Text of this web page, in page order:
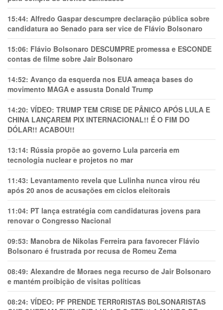
15:44: Alfredo Gaspar descumpre declaração pública sobre
candidatura ao Senado para ser vice de Flávio Bolsonaro
15:06: Flávio Bolsonaro DESCUMPRE promessa e ESCONDE
contas de filme sobre Jair Bolsonaro
14:52: Avanço da esquerda nos EUA ameaça bases do
movimento MAGA e assusta Donald Trump
14:20: VÍDEO: TRUMP TEM CRlSE DE PÂNlCO APÓS LULA E
CHINA LANÇAREM PIX INTERNACIONAL!! É O FIM DO
DÓLAR!! ACABOU!!
13:14: Rússia propõe ao governo Lula parceria em
tecnologia nuclear e projetos no mar
11:43: Levantamento revela que Lulinha nunca virou réu
após 20 anos de acusações em ciclos eleitorais
11:04: PT lança estratégia com candidaturas jovens para
renovar o Congresso Nacional
09:53: Manobra de Nikolas Ferreira para favorecer Flávio
Bolsonaro é frustrada por recusa de Romeu Zema
08:49: Alexandre de Moraes nega recurso de Jair Bolsonaro
e mantém proibição de visitas políticas
08:24: VÍDEO: PF PRENDE TERR0RlSTAS B0LSONARlSTAS